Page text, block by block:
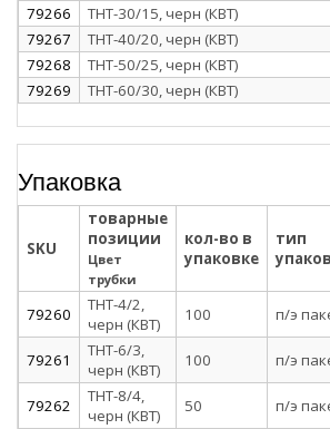
79266
ТНТ-30/15, черн (КВТ)
79267
ТНТ-40/20, черн (КВТ)
79268
ТНТ-50/25, черн (КВТ)
79269
ТНТ-60/30, черн (КВТ)
Упаковка
SKU
товарные
позиции
Цвет
трубки
кол-во в
упаковке
тип
79260
ТНТ-4/2,
черн (КВТ)
100 п/э
79261
ТНТ-6/3,
черн (КВТ)
100 п/э
79262
ТНТ-8/4,
черн (КВТ)
50 п/э